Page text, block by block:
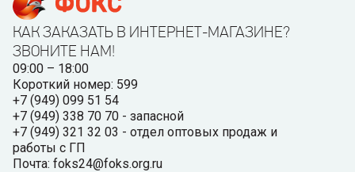
КАК ЗАКАЗАТЬ В ИНТЕРНЕТ-МАГАЗИНЕ?
ЗВОНИТЕ НАМ!
09:00 – 18:00
Короткий номер: 599
+7 (949) 099 51 54
+7 (949) 338 70 70 - запасной
+7 (949) 321 32 03 - отдел оптовых продаж и
работы с ГП
Почта: foks24@foks.org.ru